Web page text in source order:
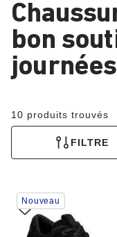
bon
10 produits trouvés
FILTRE
Cliquer
sur
les
échantillons
Nouveau